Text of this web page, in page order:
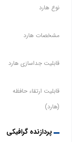
نوع هارد
مشخصات هارد
قابلیت جداسازی هارد
قابلیت ارتقاء حافظه
(هارد)
پردازنده گرافیکی